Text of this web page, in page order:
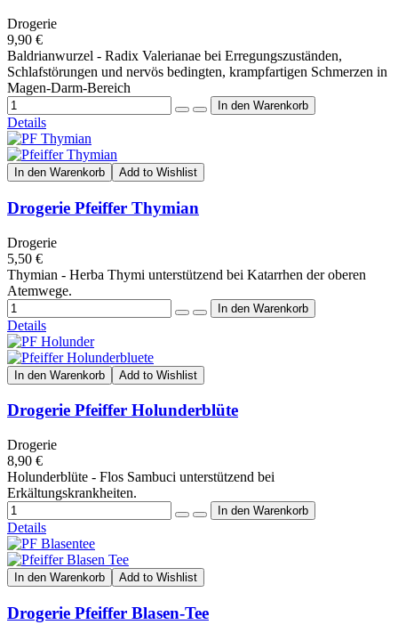
Drogerie
9,90 €
Baldrianwurzel - Radix Valerianae bei Erregungszuständen,
Schlafstörungen und nervös bedingten, krampfartigen Schmerzen in
Magen-Darm-Bereich
Details
In den Warenkorb Add to Wishlist
Drogerie Pfeiffer Thymian
Drogerie
5,50 €
Thymian - Herba Thymi unterstützend bei Katarrhen der oberen
Atemwege.
Details
In den Warenkorb Add to Wishlist
Drogerie Pfeiffer Holunderblüte
Drogerie
8,90 €
Holunderblüte - Flos Sambuci unterstützend bei
Erkältungskrankheiten.
Details
In den Warenkorb Add to Wishlist
Drogerie Pfeiffer Blasen-Tee